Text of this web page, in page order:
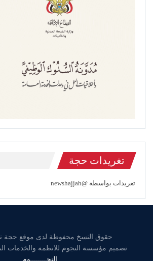
تغريدات حجة
تغريدات بواسطة @newshajjah
حقوق النسخ محفوظة لدى موقع حجة
تصميم مؤسسة النجوم للانظمة والخدمات
النجــــــــوم